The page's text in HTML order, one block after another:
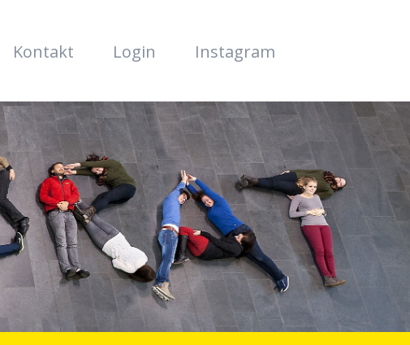
Kontakt Login Instagram